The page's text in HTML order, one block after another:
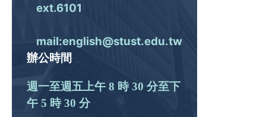
ext.6101
mail:english@stust.edu.tw
辦公時間
週一至週五上午 8 時 30 分至下
午 5 時 30 分